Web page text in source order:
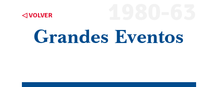
◁ VOLVER
Grandes Eventos